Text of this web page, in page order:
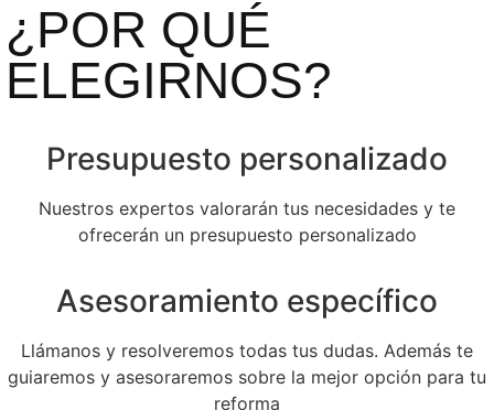
¿POR QUÉ
ELEGIRNOS?
Presupuesto personalizado
Nuestros expertos valorarán tus necesidades y te
ofrecerán un presupuesto personalizado
Asesoramiento específico
Llámanos y resolveremos todas tus dudas. Además te
guiaremos y asesoraremos sobre la mejor opción para tu
reforma